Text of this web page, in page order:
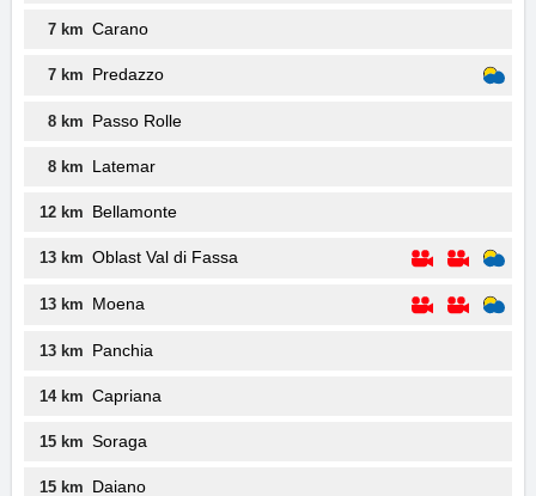
7 km Carano
7 km Predazzo
8 km Passo Rolle
8 km Latemar
12 km Bellamonte
13 km Oblast Val di Fassa
13 km Moena
13 km Panchia
14 km Capriana
15 km Soraga
15 km Daiano